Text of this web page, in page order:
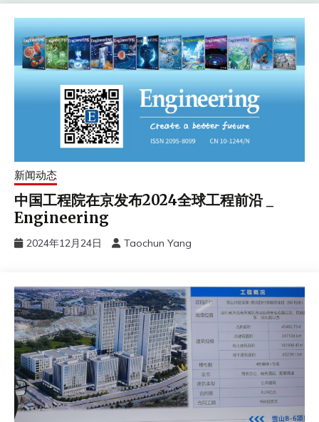
新闻动态
中国工程院在京发布2024全球工程前沿 _
Engineering
2024年12月24日 Taochun Yang